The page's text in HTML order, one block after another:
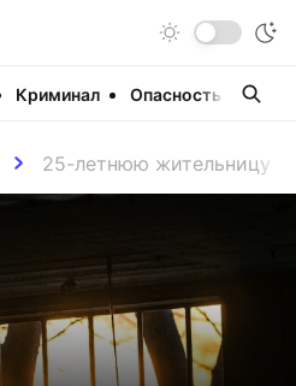
Криминал Опасность
25-летнюю жительницу